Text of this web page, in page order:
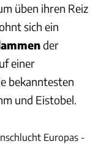
üben ihren Reiz
sich ein
der
einer
bekanntesten
und Eistobel.
Europas -